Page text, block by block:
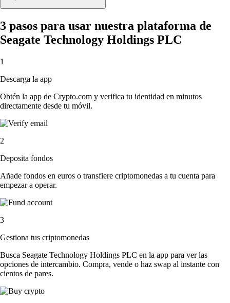
3 pasos para usar nuestra plataforma de
Seagate Technology Holdings PLC
1
Descarga la app
Obtén la app de Crypto.com y verifica tu identidad en minutos
directamente desde tu móvil.
2
Deposita fondos
Añade fondos en euros o transfiere criptomonedas a tu cuenta para
empezar a operar.
3
Gestiona tus criptomonedas
Busca Seagate Technology Holdings PLC en la app para ver las
opciones de intercambio. Compra, vende o haz swap al instante con
cientos de pares.